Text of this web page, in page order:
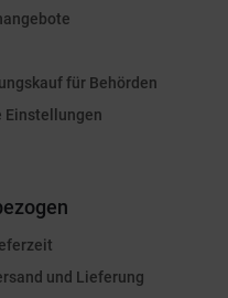
für Behörden
Einstellungen
und Lieferung